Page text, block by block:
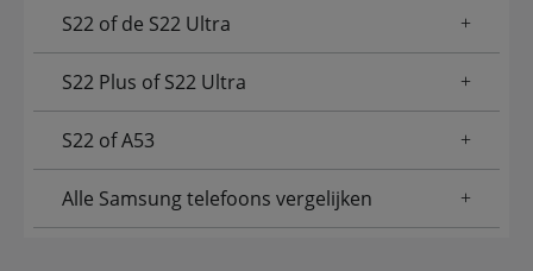
S22 of de S22 Ultra
S22 Plus of S22 Ultra
S22 of A53
Alle Samsung telefoons vergelijken